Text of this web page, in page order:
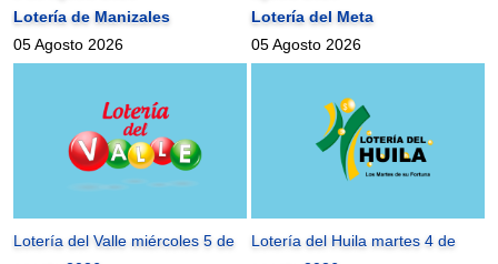
Lotería de Manizales
05 Agosto 2026
Lotería del Meta
05 Agosto 2026
Lotería del Valle miércoles 5 de
Lotería del Huila martes 4 de